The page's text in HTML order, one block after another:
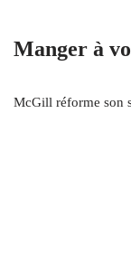
Manger à
McGill réforme son